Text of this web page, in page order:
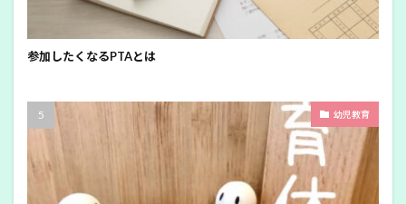
参加したくなるPTAとは
幼児教育